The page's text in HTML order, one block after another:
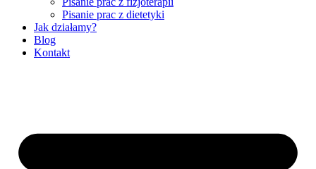
Pisanie prac z dietetyki
Jak działamy?
Blog
Kontakt